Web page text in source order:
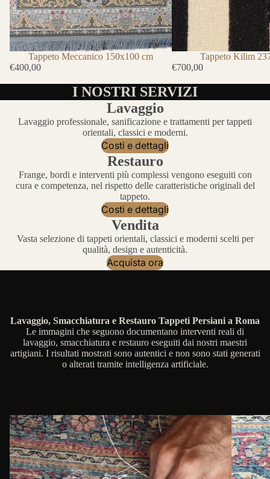
Tappeto Meccanico 150x100 cm
€400,00
Tappeto Kilim
€700,00
I NOSTRI SERVIZI
Lavaggio
Lavaggio professionale, sanificazione e trattamenti per tappeti
orientali, classici e moderni.
Costi e dettagli
Restauro
Frange, bordi e interventi più complessi vengono eseguiti con
cura e competenza, nel rispetto delle caratteristiche originali del
tappeto.
Costi e dettagli
Vendita
Vasta selezione di tappeti orientali, classici e moderni scelti per
qualità, design e autenticità.
Acquista ora
Lavaggio, Smacchiatura e Restauro Tappeti Persiani a Roma
Le immagini che seguono documentano interventi reali di
lavaggio, smacchiatura e restauro eseguiti dai nostri maestri
artigiani. I risultati mostrati sono autentici e non sono stati generati
o alterati tramite intelligenza artificiale.